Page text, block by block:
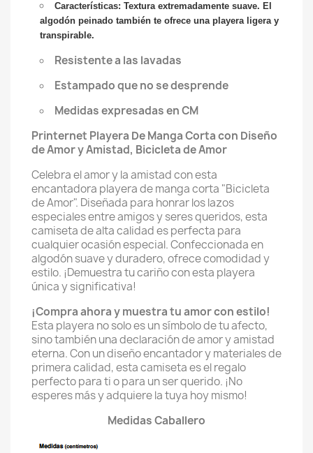
Características: Textura extremadamente suave. El
algodón peinado también te ofrece una playera ligera y
transpirable.
Resistente a las lavadas
Estampado que no se desprende
Medidas expresadas en CM
Printernet Playera De Manga Corta con Diseño
de Amor y Amistad, Bicicleta de Amor
Celebra el amor y la amistad con esta
encantadora playera de manga corta "Bicicleta
de Amor". Diseñada para honrar los lazos
especiales entre amigos y seres queridos, esta
camiseta de alta calidad es perfecta para
cualquier ocasión especial. Confeccionada en
algodón suave y duradero, ofrece comodidad y
estilo. ¡Demuestra tu cariño con esta playera
única y significativa!
¡Compra ahora y muestra tu amor con estilo!
Esta playera no solo es un símbolo de tu afecto,
sino también una declaración de amor y amistad
eterna. Con un diseño encantador y materiales de
primera calidad, esta camiseta es el regalo
perfecto para ti o para un ser querido. ¡No
esperes más y adquiere la tuya hoy mismo!
Medidas Caballero